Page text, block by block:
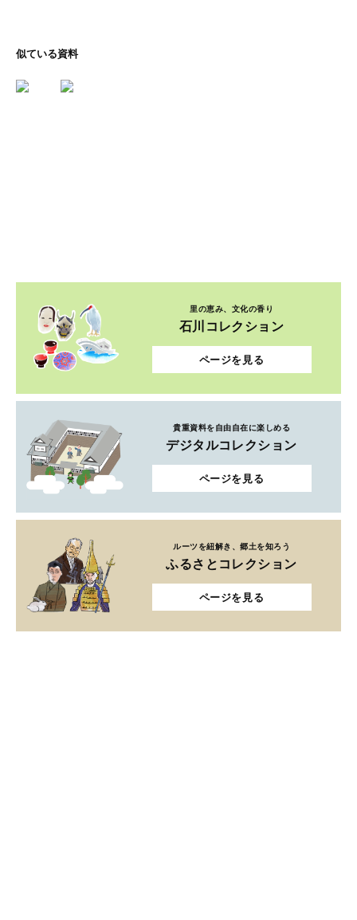
似ている資料
貴重資料を自由自在に楽しめる
デジタルコレクション
ページを見る
ルーツを紐解き、郷土を知ろう
ふるさとコレクション
ページを見る